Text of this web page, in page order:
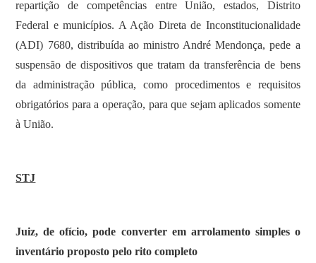
repartição de competências entre União, estados, Distrito
Federal e municípios. A Ação Direta de Inconstitucionalidade
(ADI) 7680, distribuída ao ministro André Mendonça, pede a
suspensão de dispositivos que tratam da transferência de bens
da administração pública, como procedimentos e requisitos
obrigatórios para a operação, para que sejam aplicados somente
à União.
STJ
Juiz, de ofício, pode converter em arrolamento simples o
inventário proposto pelo rito completo